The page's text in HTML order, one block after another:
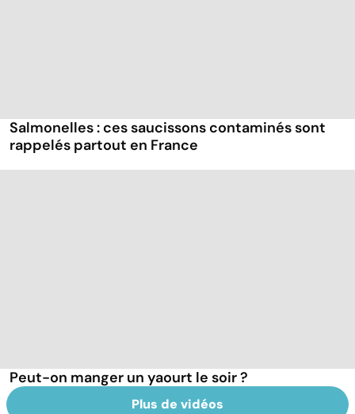
Salmonelles : ces saucissons contaminés sont
rappelés partout en France
Peut-on manger un yaourt le soir ?
Plus de vidéos